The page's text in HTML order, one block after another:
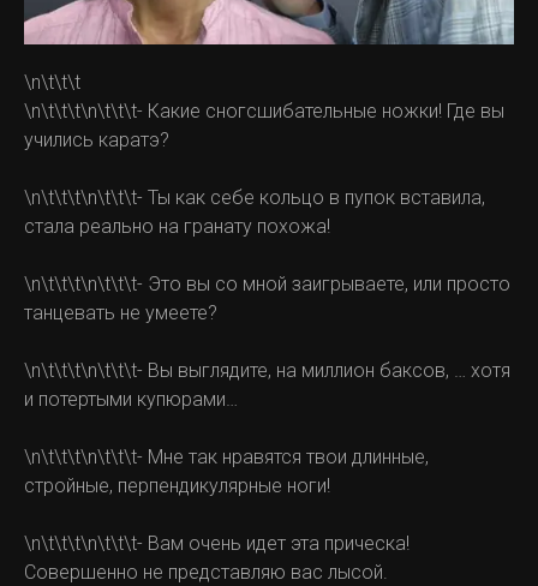
\n\t\t\t
\n\t\t\t\n\t\t\t- Какие сногсшибательные ножки! Где вы
учились каратэ?
\n\t\t\t\n\t\t\t- Ты как себе кольцо в пупок вставила,
стала реально на гранату похожа!
\n\t\t\t\n\t\t\t- Это вы со мной заигрываете, или просто
танцевать не умеете?
\n\t\t\t\n\t\t\t- Вы выглядите, на миллион баксов, … хотя
и потертыми купюрами…
\n\t\t\t\n\t\t\t- Мне так нравятся твои длинные,
стройные, перпендикулярные ноги!
\n\t\t\t\n\t\t\t- Вам очень идет эта прическа!
Совершенно не представляю вас лысой.